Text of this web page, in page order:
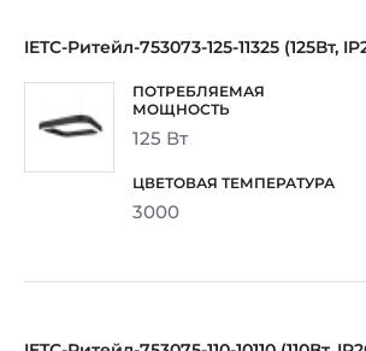
IETC-Ритейл-753073-125-11325 (125Вт,
125 Вт
3000